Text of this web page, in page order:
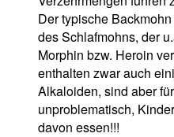
Der typische
des Schlafmohns, der
Morphin bzw. Heroin
enthalten zwar auch
Alkaloiden, sind aber
unproblematisch,
davon essen!!!